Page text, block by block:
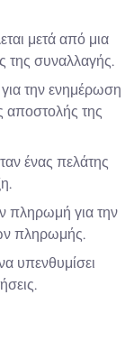
μετά από μια
της συναλλαγής.
την ενημέρωση
αποστολής της
ένας πελάτης
πληρωμή για την
πληρωμής.
υπενθυμίσει